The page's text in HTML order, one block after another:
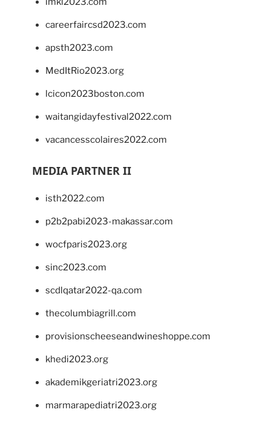
careerfaircsd2023.com
apsth2023.com
MedItRio2023.org
lcicon2023boston.com
waitangidayfestival2022.com
vacancesscolaires2022.com
MEDIA PARTNER II
isth2022.com
p2b2pabi2023-makassar.com
wocfparis2023.org
sinc2023.com
scdlqatar2022-qa.com
thecolumbiagrill.com
provisionscheeseandwineshoppe.com
khedi2023.org
akademikgeriatri2023.org
marmarapediatri2023.org